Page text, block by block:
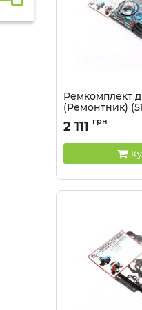
Ремкомплект
(Ремонтник) (51
найменувань.)
Артикул:
2 111 грн